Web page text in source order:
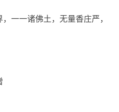
一一诸佛土，无量香庄严，